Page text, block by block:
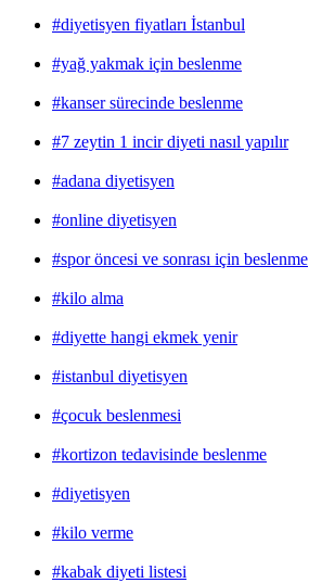
#diyetisyen fiyatları İstanbul
#yağ yakmak için beslenme
#kanser sürecinde beslenme
#7 zeytin 1 incir diyeti nasıl yapılır
#adana diyetisyen
#online diyetisyen
#spor öncesi ve sonrası için beslenme
#kilo alma
#diyette hangi ekmek yenir
#istanbul diyetisyen
#çocuk beslenmesi
#kortizon tedavisinde beslenme
#diyetisyen
#kilo verme
#kabak diyeti listesi